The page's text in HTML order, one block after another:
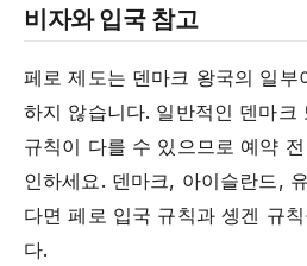
비자와 입국 참고
페로 제도는 덴마크 왕국의 일부
하지 않습니다. 일반적인 덴마크
규칙이 다를 수 있으므로 예약
인하세요. 덴마크, 아이슬란드,
다면 페로 입국 규칙과 솅겐 규
다.